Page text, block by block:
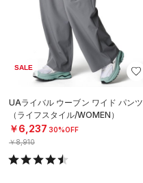
SALE
UAライバル ウーブン ワイド パンツ
（ライフスタイル/WOMEN）
￥6,237 30%OFF
￥8,910